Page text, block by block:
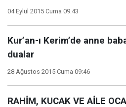
04 Eylül 2015 Cuma 09:43
Kur’an-ı Kerim’de anne
dualar
28 Ağustos 2015 Cuma 09:46
RAHİM, KUCAK VE AİLE